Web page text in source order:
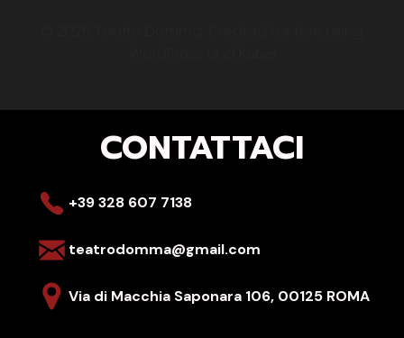
CONTATTACI
+39 328 607 7138
teatrodomma@gmail.com
Via di Macchia Saponara 106, 00125 ROMA